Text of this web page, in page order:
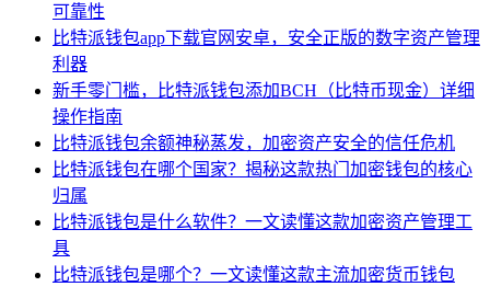
可靠性
比特派钱包app下载官网安卓，安全正版的数字资产管理
利器
新手零门槛，比特派钱包添加BCH（比特币现金）详细
操作指南
比特派钱包余额神秘蒸发，加密资产安全的信任危机
比特派钱包在哪个国家？揭秘这款热门加密钱包的核心
归属
比特派钱包是什么软件？一文读懂这款加密资产管理工
具
比特派钱包是哪个？一文读懂这款主流加密货币钱包